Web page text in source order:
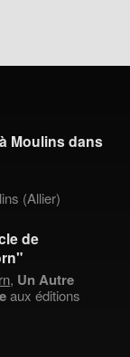
Moulins dans
(Allier)
de
, Un Autre
aux éditions